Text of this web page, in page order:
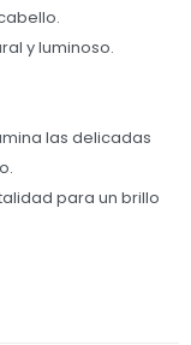
y luminoso.
las delicadas
para un brillo